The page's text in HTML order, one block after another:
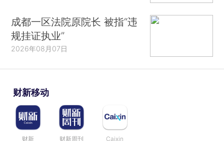
成都一区法院原院长 被指“违
规挂证执业”
2026年08月07日
财新移动
财新 财新周刊 Caixin